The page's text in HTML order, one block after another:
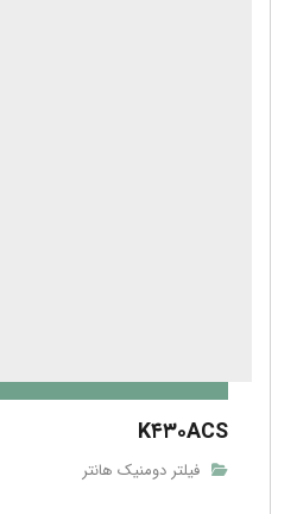
K۴۳۰ACS
فیلتر دومنیک هانتر